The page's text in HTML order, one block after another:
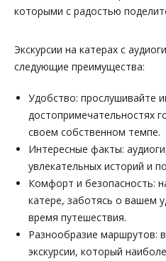
которыми с радостью
Экскурсии на катерах с
следующие преимущества:
Удобство: прослушивайте
достопримечательностях
своем собственном темпе.
Интересные факты:
увлекательных историй и
Комфорт и безопасность:
катере, заботясь о вашем
время путешествия.
Разнообразие маршрутов:
экскурсии, который